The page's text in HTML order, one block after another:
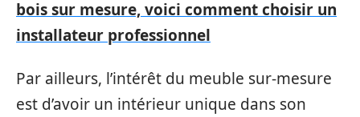
bois sur mesure, voici comment choisir un
installateur professionnel
Par ailleurs, l’intérêt du meuble sur-mesure
est d’avoir un intérieur unique dans son